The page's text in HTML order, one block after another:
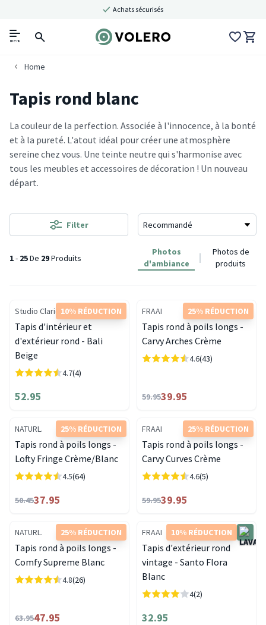
Achats sécurisés
menu
Home
Tapis rond blanc
La couleur de la perfection. Associée à l'innocence, à la bonté
et à la pureté. L'atout idéal pour créer une atmosphère
sereine chez vous. Une teinte neutre qui s'harmonise avec
tous les meubles et accessoires de décoration ! Un nouveau
départ.
1- 25De 29Produits
Filter
Photos
d'ambiance
Photos de
produits
10% RÉDUCTION
Studio Clarice
Tapis d'intérieur et
d'extérieur rond - Bali
Beige
4.7(4)
52.95
25% RÉDUCTION
FRAAI
Tapis rond à poils longs -
Carvy Arches Crème
4.6(43)
59.9539.95
25% RÉDUCTION
NATURL.
Tapis rond à poils longs -
Lofty Fringe Crème/Blanc
4.5(64)
50.4537.95
25% RÉDUCTION
FRAAI
Tapis rond à poils longs -
Carvy Curves Crème
4.6(5)
59.9539.95
25% RÉDUCTION
NATURL.
Tapis rond à poils longs -
Comfy Supreme Blanc
4.8(26)
63.9547.95
10% RÉDUCTION
FRAAI
Tapis d'extérieur rond
vintage - Santo Flora
Blanc
4(2)
32.95